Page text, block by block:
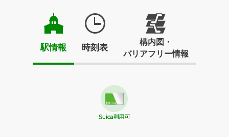
駅情報 時刻表
構内図・
バリアフリー情報